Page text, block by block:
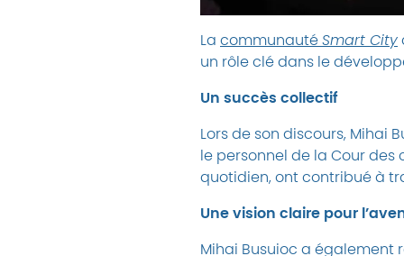
La communauté Smart City
un rôle clé dans le
Un succès collectif
Lors de son discours,
le personnel de la Cour
quotidien, ont contribué à
Une vision claire pour
Mihai Busuioc a également